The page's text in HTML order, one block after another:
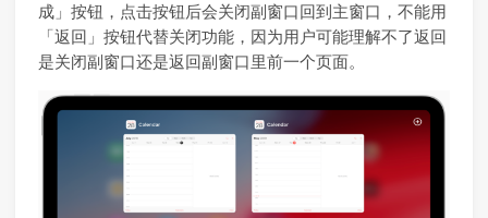
成」按钮，点击按钮后会关闭副窗口回到主窗口，不能用
「返回」按钮代替关闭功能，因为用户可能理解不了返回
是关闭副窗口还是返回副窗口里前一个页面。